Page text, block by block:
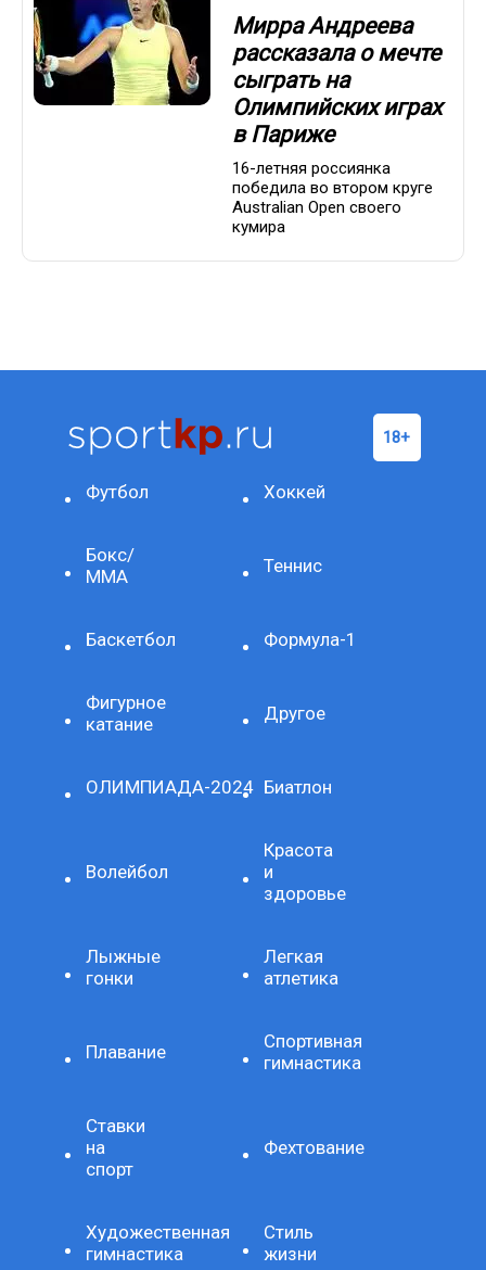
Мирра Андреева
рассказала о мечте
сыграть на
Олимпийских играх
в Париже
16-летняя россиянка
победила во втором круге
Australian Open своего
кумира
Футбол Хоккей
Бокс/
ММА
Теннис
Баскетбол Формула-1
Фигурное
катание
Другое
ОЛИМПИАДА-2024 Биатлон
Волейбол
Красота
и
здоровье
Лыжные
гонки
Легкая
атлетика
Плавание
Спортивная
гимнастика
Ставки
на
спорт
Фехтование
Художественная
гимнастика
Стиль
жизни